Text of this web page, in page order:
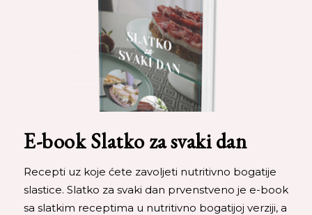
E-book Slatko za svaki dan
Recepti uz koje ćete zavoljeti nutritivno bogatije
slastice. Slatko za svaki dan prvenstveno je e-book
sa slatkim receptima u nutritivno bogatijoj verziji, a